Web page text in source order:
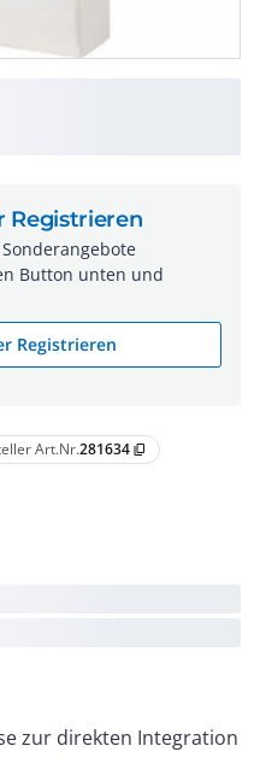
Art.Nr.281634 content_copy
zur direkten Integration
Registrieren
Button unten und
Registrieren